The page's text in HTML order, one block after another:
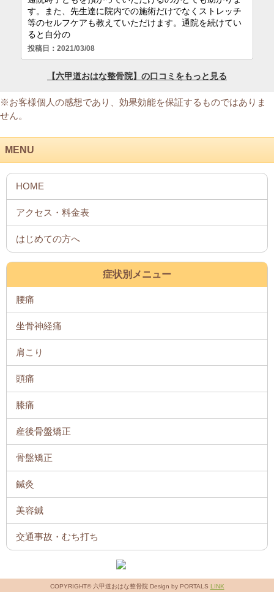
※お客様個人の感想であり、効果効能を保証するものではありま
せん。
MENU
症状別メニュー
腰痛
坐骨神経痛
肩こり
頭痛
膝痛
産後骨盤矯正
骨盤矯正
鍼灸
美容鍼
交通事故・むち打ち
COPYRIGHT© 六甲道おはな整骨院 Design by PORTALS LINK